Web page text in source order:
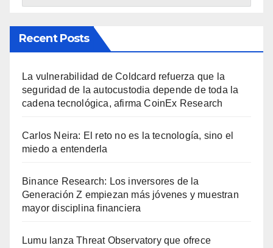
Recent Posts
La vulnerabilidad de Coldcard refuerza que la
seguridad de la autocustodia depende de toda la
cadena tecnológica, afirma CoinEx Research
Carlos Neira: El reto no es la tecnología, sino el
miedo a entenderla
Binance Research: Los inversores de la
Generación Z empiezan más jóvenes y muestran
mayor disciplina financiera
Lumu lanza Threat Observatory que ofrece